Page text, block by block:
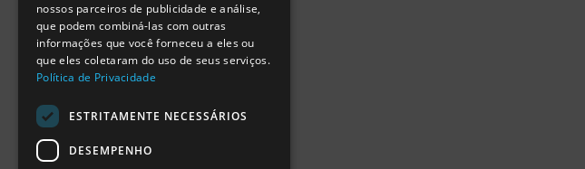
nossos parceiros de publicidade e análise,
que podem combiná-las com outras
informações que você forneceu a eles ou
que eles coletaram do uso de seus serviços.
Política de Privacidade
ESTRITAMENTE NECESSÁRIOS
DESEMPENHO